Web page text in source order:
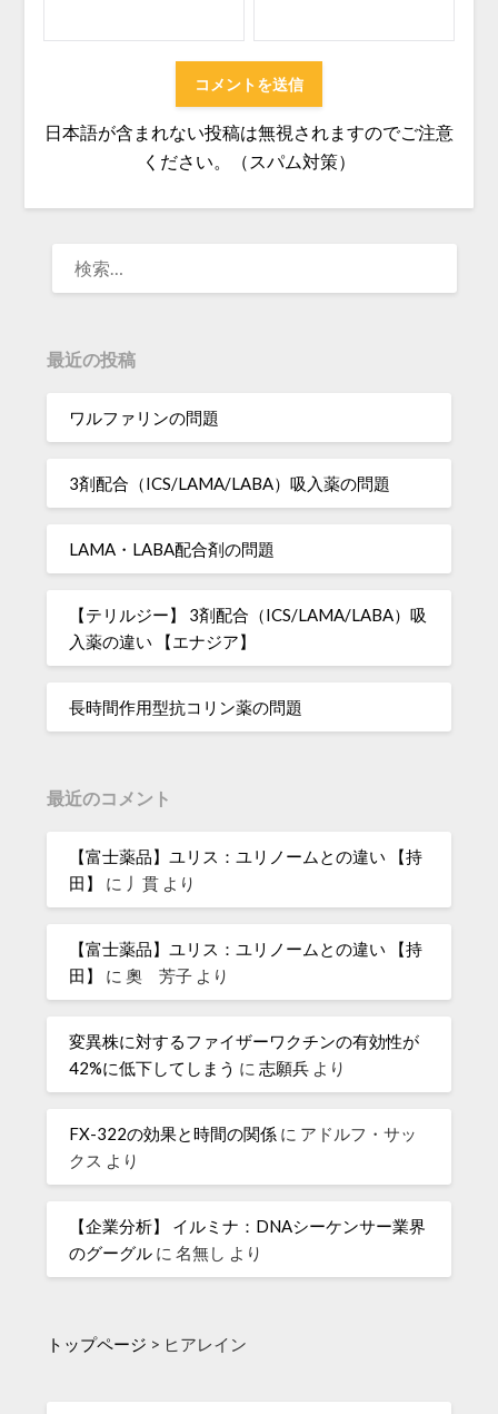
日本語が含まれない投稿は無視されますのでご注意
ください。（スパム対策）
最近の投稿
ワルファリンの問題
3剤配合（ICS/LAMA/LABA）吸入薬の問題
LAMA・LABA配合剤の問題
【テリルジー】 3剤配合（ICS/LAMA/LABA）吸
入薬の違い 【エナジア】
長時間作用型抗コリン薬の問題
最近のコメント
【富士薬品】ユリス：ユリノームとの違い 【持
田】
に 丿貫 より
【富士薬品】ユリス：ユリノームとの違い 【持
田】
に奧 芳子 より
変異株に対するファイザーワクチンの有効性が
42%に低下してしまう に志願兵 より
FX-322の効果と時間の関係 に アドルフ・サッ
クス より
【企業分析】 イルミナ：DNAシーケンサー業界
のグーグル に名無し より
トップページ > ヒアレイン